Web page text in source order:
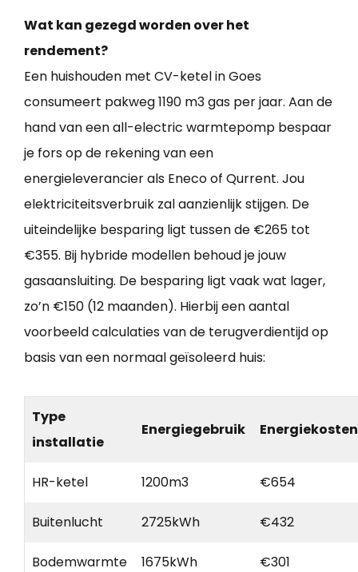
Wat kan gezegd worden over het
rendement?
Een huishouden met CV-ketel in Goes
consumeert pakweg 1190 m3 gas per jaar. Aan de
hand van een all-electric warmtepomp bespaar
je fors op de rekening van een
energieleverancier als Eneco of Qurrent. Jou
elektriciteitsverbruik zal aanzienlijk stijgen. De
uiteindelijke besparing ligt tussen de €265 tot
€355. Bij hybride modellen behoud je jouw
gasaansluiting. De besparing ligt vaak wat lager,
zo’n €150 (12 maanden). Hierbij een aantal
voorbeeld calculaties van de terugverdientijd op
basis van een normaal geïsoleerd huis:
Type
installatie
Energiegebruik Energiekosten
HR-ketel 1200m3 €654
Buitenlucht 2725kWh €432
Bodemwarmte 1675kWh €301